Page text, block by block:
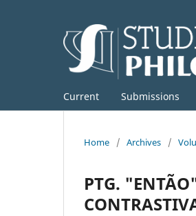
Current Submissions
Home / Archives /
PTG.